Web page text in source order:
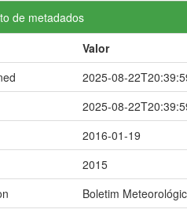
de metadados
Valor
2025-08-
2025-08-
2016-01-19
2015
Boletim